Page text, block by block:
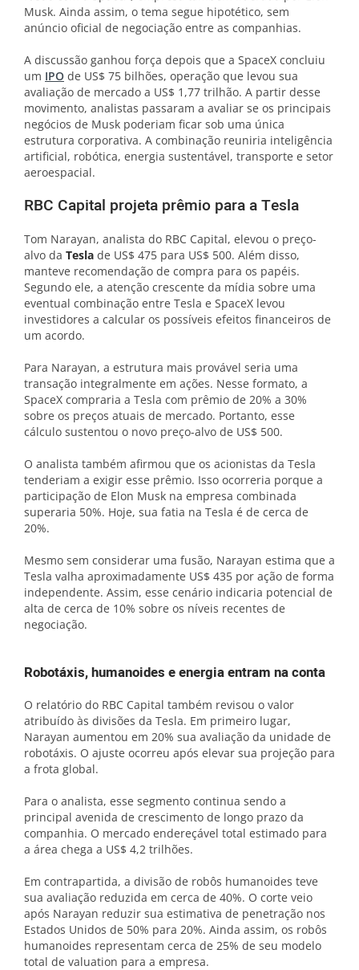
Musk. Ainda assim, o tema segue hipotético, sem
anúncio oficial de negociação entre as companhias.
A discussão ganhou força depois que a SpaceX concluiu
um IPO de US$ 75 bilhões, operação que levou sua
avaliação de mercado a US$ 1,77 trilhão. A partir desse
movimento, analistas passaram a avaliar se os principais
negócios de Musk poderiam ficar sob uma única
estrutura corporativa. A combinação reuniria inteligência
artificial, robótica, energia sustentável, transporte e setor
aeroespacial.
RBC Capital projeta prêmio para a Tesla
Tom Narayan, analista do RBC Capital, elevou o preço-
alvo da Tesla de US$ 475 para US$ 500. Além disso,
manteve recomendação de compra para os papéis.
Segundo ele, a atenção crescente da mídia sobre uma
eventual combinação entre Tesla e SpaceX levou
investidores a calcular os possíveis efeitos financeiros de
um acordo.
Para Narayan, a estrutura mais provável seria uma
transação integralmente em ações. Nesse formato, a
SpaceX compraria a Tesla com prêmio de 20% a 30%
sobre os preços atuais de mercado. Portanto, esse
cálculo sustentou o novo preço-alvo de US$ 500.
O analista também afirmou que os acionistas da Tesla
tenderiam a exigir esse prêmio. Isso ocorreria porque a
participação de Elon Musk na empresa combinada
superaria 50%. Hoje, sua fatia na Tesla é de cerca de
20%.
Mesmo sem considerar uma fusão, Narayan estima que a
Tesla valha aproximadamente US$ 435 por ação de forma
independente. Assim, esse cenário indicaria potencial de
alta de cerca de 10% sobre os níveis recentes de
negociação.
Robotáxis, humanoides e energia entram na conta
O relatório do RBC Capital também revisou o valor
atribuído às divisões da Tesla. Em primeiro lugar,
Narayan aumentou em 20% sua avaliação da unidade de
robotáxis. O ajuste ocorreu após elevar sua projeção para
a frota global.
Para o analista, esse segmento continua sendo a
principal avenida de crescimento de longo prazo da
companhia. O mercado endereçável total estimado para
a área chega a US$ 4,2 trilhões.
Em contrapartida, a divisão de robôs humanoides teve
sua avaliação reduzida em cerca de 40%. O corte veio
após Narayan reduzir sua estimativa de penetração nos
Estados Unidos de 50% para 20%. Ainda assim, os robôs
humanoides representam cerca de 25% de seu modelo
total de valuation para a empresa.